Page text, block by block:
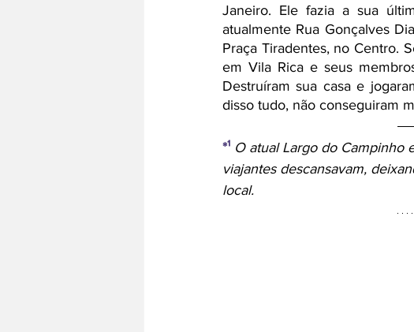
Janeiro. Ele fazia a sua
atualmente Rua Gonçalves
Praça Tiradentes, no Centro.
em Vila Rica e seus
Destruíram sua casa e
disso tudo, não conseguiram
*¹ O atual Largo do Campinho
viajantes descansavam,
local.